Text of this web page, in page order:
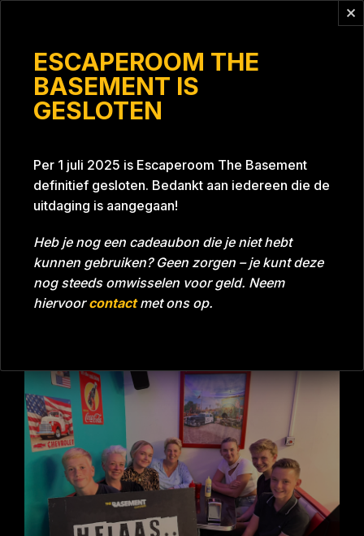
ESCAPEROOM THE
BASEMENT IS
GESLOTEN
Per 1 juli 2025 is Escaperoom The Basement
definitief gesloten. Bedankt aan iedereen die de
uitdaging is aangegaan!
Heb je nog een cadeaubon die je niet hebt
kunnen gebruiken? Geen zorgen – je kunt deze
nog steeds omwisselen voor geld. Neem
hiervoorcontactmet ons op.
Tijd Bijna gehaald Datum 18-09-2023
Room Project Blue 26A8